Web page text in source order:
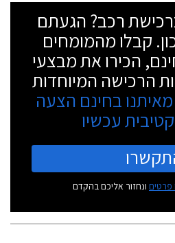
רכב? הגעתם
קבלו מהמומחים
הכירו את מבצעי
הרכישה המיוחדות
בחינם הצעה
עכשיו
פרטים ונחזור אליכם בהקדם